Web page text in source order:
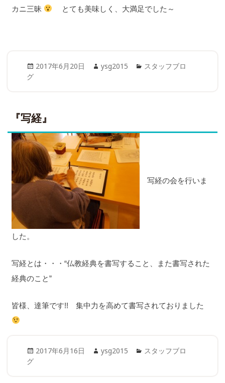
カニ三昧 とても美味しく、大満足でした～
Posted
2017年6月20日 Author
ysg2015 Categories
スタッフブロ
グ
『写経』
写経の会を行いま
した。
写経とは・・・“仏教経典を書写すること、また書写された
経典のこと”
皆様、達筆です!! 集中力を高めて書写されておりました
Posted
2017年6月16日 Author
ysg2015 Categories
スタッフブロ
グ